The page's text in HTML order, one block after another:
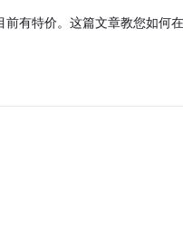
前有特价。这篇文章教您如